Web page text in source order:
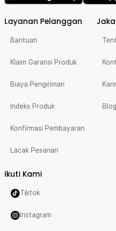
Layanan Pelanggan
Bantuan
Klaim Garansi Produk
Biaya Pengiriman
Indeks Produk
Konfirmasi Pembayaran
Lacak Pesanan
Karir
Blog
Ikuti Kami
Tiktok
Instagram